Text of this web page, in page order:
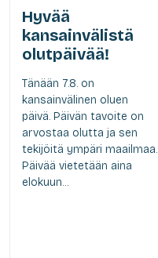
Hyvää
kansainvälistä
olutpäivää!
Tänään 7.8. on
kansainvälinen oluen
päivä. Päivän tavoite on
arvostaa olutta ja sen
tekijöitä ympäri maailmaa.
Päivää vietetään aina
elokuun...